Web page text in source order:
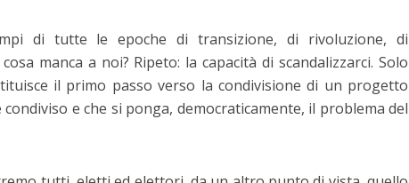
di tutte le epoche di transizione, di rivoluzione, di
manca a noi? Ripeto: la capacità di scandalizzarci. Solo
il primo passo verso la condivisione di un progetto
e che si ponga, democraticamente, il problema del